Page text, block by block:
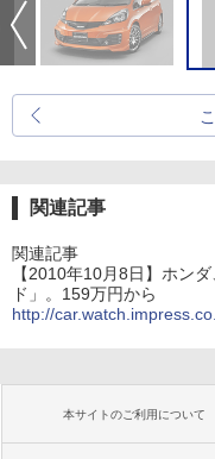
関連記事
関連記事
【2010年10月8日】ホン
ド」。159万円から
http://
本サイトのご利用について